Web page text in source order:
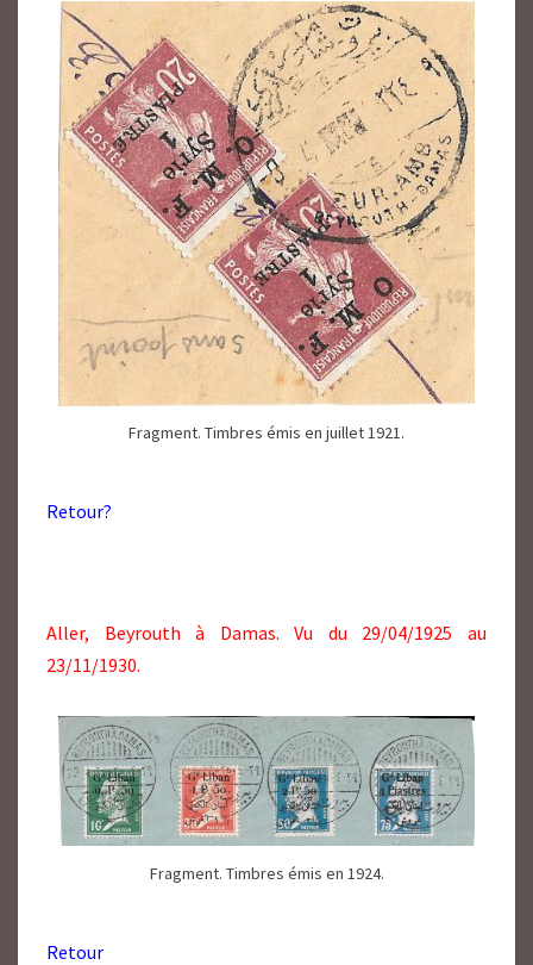
Fragment. Timbres émis en juillet 1921.
Retour?
Aller, Beyrouth à Damas. Vu du 29/04/1925 au
23/11/1930.
Fragment. Timbres émis en 1924.
Retour